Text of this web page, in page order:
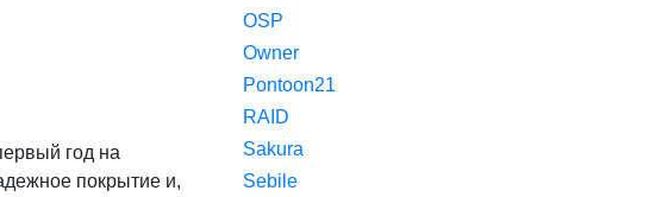
год на
покрытие и,
OSP
Owner
Pontoon21
RAID
Sakura
Sebile